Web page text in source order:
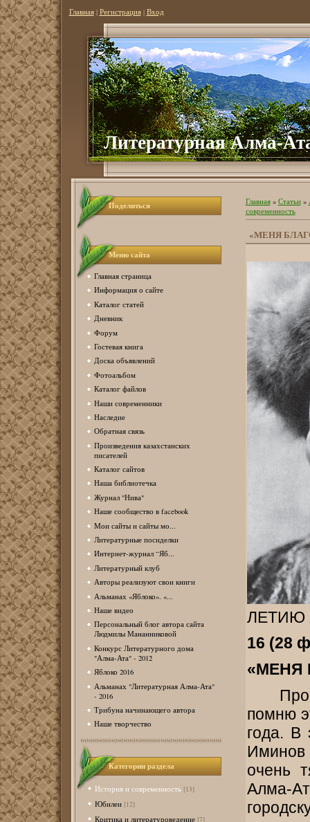
Главная| Регистрация| Вход
Литературная Алма-
Поделиться
Меню сайта
Главная страница
Информация о сайте
Каталог статей
Дневник
Форум
Гостевая книга
Доска объявлений
Фотоальбом
Каталог файлов
Наши современники
Наследие
Обратная связь
Произведения казахстанских
писателей
Каталог сайтов
Наша библиотечка
Журнал "Нива"
Наше сообщество в facebook
Мои сайты и сайты мо...
Литературные посиделки
Интернет-журнал “Яб...
Литературный клуб
Авторы реализуют свои книги
Альманах «Яблоко». «...
Наше видео
Персональный блог автора сайта
Людмилы Мананниковой
Конкурс Литературного дома
"Алма-Ата" - 2012
Яблоко 2016
Альманах "Литературная Алма-Ата"
- 2016
Трибуна начинающего автора
Наше творчество
Категории раздела
История и современность [13]
Юбилеи [12]
Критика и литературоведение [7]
Главная» Статьи»
современность
«МЕНЯ
ЛЕТИЮ
16 (28
«МЕНЯ
помню
года. В
Иминов
очень
Алма-